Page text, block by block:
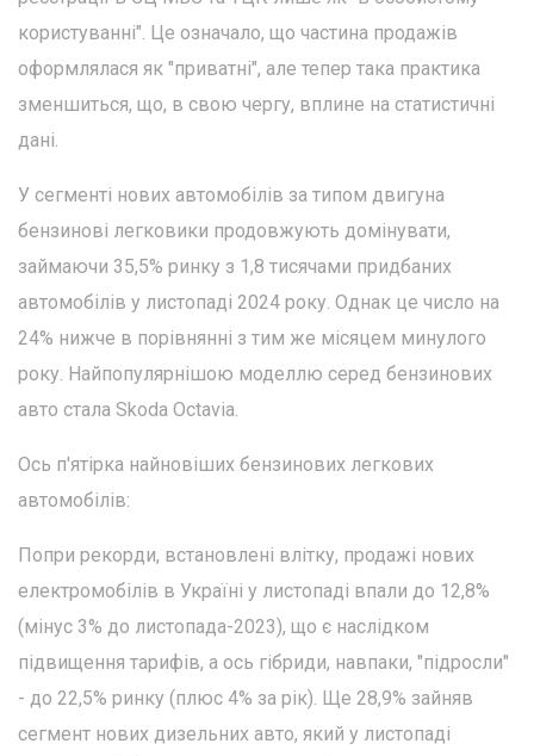
користуванні". Це означало, що частина продажів
оформлялася як "приватні", але тепер така практика
зменшиться, що, в свою чергу, вплине на статистичні
дані.
У сегменті нових автомобілів за типом двигуна
бензинові легковики продовжують домінувати,
займаючи 35,5% ринку з 1,8 тисячами придбаних
автомобілів у листопаді 2024 року. Однак це число на
24% нижче в порівнянні з тим же місяцем минулого
року. Найпопулярнішою моделлю серед бензинових
авто стала Skoda Octavia.
Ось п'ятірка найновіших бензинових легкових
автомобілів:
Попри рекорди, встановлені влітку, продажі нових
електромобілів в Україні у листопаді впали до 12,8%
(мінус 3% до листопада-2023), що є наслідком
підвищення тарифів, а ось гібриди, навпаки, "підросли"
- до 22,5% ринку (плюс 4% за рік). Ще 28,9% зайняв
сегмент нових дизельних авто, який у листопаді